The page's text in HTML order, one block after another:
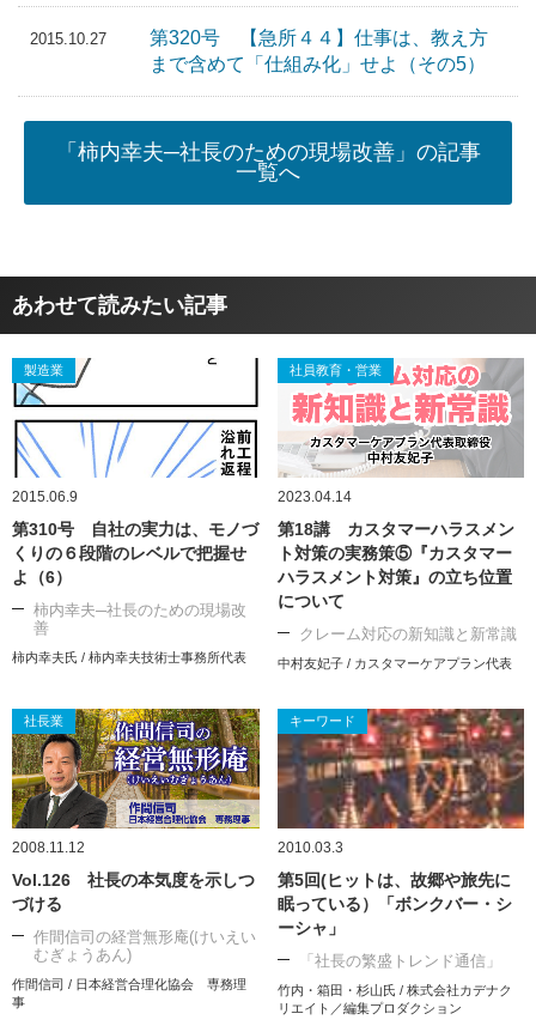
2015.10.27
第320号 【急所４４】仕事は、教え方
まで含めて「仕組み化」せよ（その5）
「柿内幸夫─社長のための現場改善」の記事
一覧へ
あわせて読みたい記事
製造業
2015.06.9
第310号 自社の実力は、モノづ
くりの６段階のレベルで把握せ
よ（6）
柿内幸夫─社長のための現場改
善
柿内幸夫氏 / 柿内幸夫技術士事務所代表
社員教育・営業
2023.04.14
第18講 カスタマーハラスメン
ト対策の実務策⑤『カスタマー
ハラスメント対策』の立ち位置
について
クレーム対応の新知識と新常識
中村友妃子 / カスタマーケアプラン代表
社長業
2008.11.12
Vol.126 社長の本気度を示しつ
づける
作間信司の経営無形庵(けいえい
むぎょうあん)
作間信司 / 日本経営合理化協会 専務理
事
キーワード
2010.03.3
第5回(ヒットは、故郷や旅先に
眠っている）「ボンクバー・シ
ーシャ」
「社長の繁盛トレンド通信」
竹内・箱田・杉山氏 / 株式会社カデナク
リエイト／編集プロダクション